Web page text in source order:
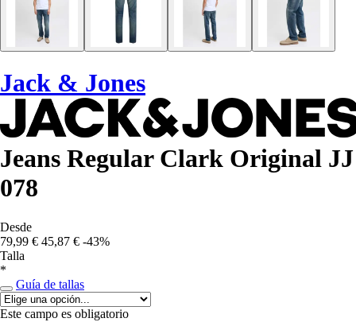
Jack & Jones
Jeans Regular Clark Original JJ
078
Desde
79,99 € 45,87 € -43%
Talla
*
Guía de tallas
Este campo es obligatorio